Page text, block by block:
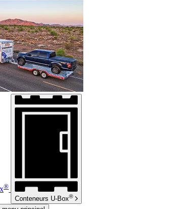
®
Conteneurs U-Box®